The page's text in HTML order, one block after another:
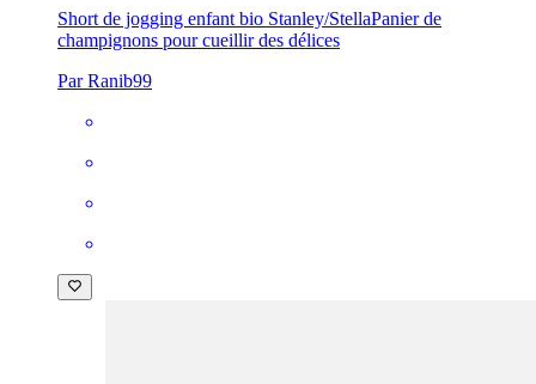
Short de jogging enfant bio Stanley/StellaPanier de
champignons pour cueillir des délices
Par Ranib99